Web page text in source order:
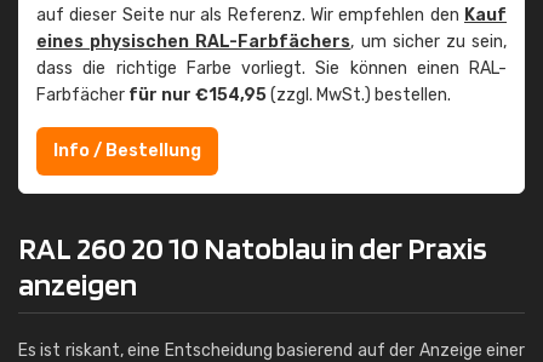
auf dieser Seite nur als Referenz. Wir empfehlen den Kauf
eines physischen RAL-Farbfächers, um sicher zu sein,
dass die richtige Farbe vorliegt. Sie können einen RAL-
Farbfächer für nur €154,95(zzgl. MwSt.) bestellen.
Info / Bestellung
RAL 260 20 10 Natoblau in der Praxis
anzeigen
Es ist riskant, eine Entscheidung basierend auf der Anzeige einer